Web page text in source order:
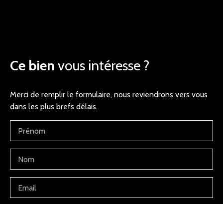
Ce bien vous intéresse ?
Merci de remplir le formulaire, nous reviendrons vers vous
dans les plus brefs délais.
Prénom
Nom
Email